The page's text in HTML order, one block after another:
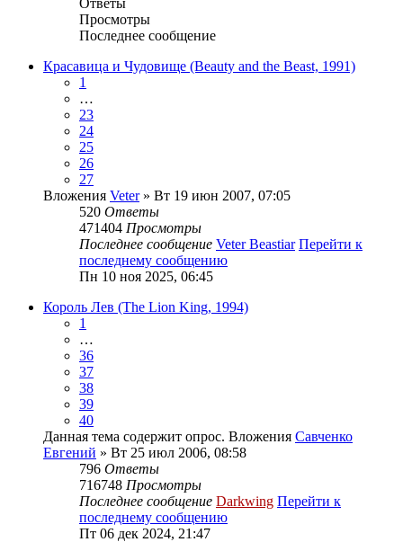
Ответы
Просмотры
Последнее сообщение
Красавица и Чудовище (Beauty and the Beast, 1991)
1
…
23
24
25
26
27
Вложения Veter» Вт 19 июн 2007, 07:05
520 Ответы
471404 Просмотры
Последнее сообщение Veter Beastiar Перейти к
последнему сообщению
Пн 10 ноя 2025, 06:45
Король Лев (The Lion King, 1994)
1
…
36
37
38
39
40
Данная тема содержит опрос. Вложения Савченко
Евгений » Вт 25 июл 2006, 08:58
796 Ответы
716748 Просмотры
Последнее сообщение Darkwing Перейти к
последнему сообщению
Пт 06 дек 2024, 21:47